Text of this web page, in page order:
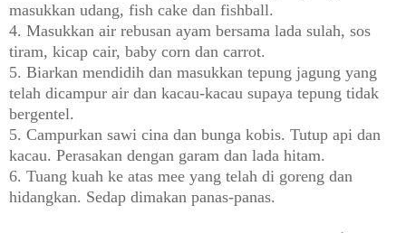
masukkan udang, fish cake dan fishball.
4. Masukkan air rebusan ayam bersama lada sulah, sos
tiram, kicap cair, baby corn dan carrot.
5. Biarkan mendidih dan masukkan tepung jagung yang
telah dicampur air dan kacau-kacau supaya tepung tidak
bergentel.
5. Campurkan sawi cina dan bunga kobis. Tutup api dan
kacau. Perasakan dengan garam dan lada hitam.
6. Tuang kuah ke atas mee yang telah di goreng dan
hidangkan. Sedap dimakan panas-panas.